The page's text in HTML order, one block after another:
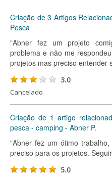
Criação de 3 Artigos
Pesca
"Abner fez um projeto
problema e não me
projetos mas preciso entender
3.0
Cancelado
Criação de 1 artigo
pesca - camping - Abner P.
"Abner fez um ótimo
preciso para os projetos.
5.0